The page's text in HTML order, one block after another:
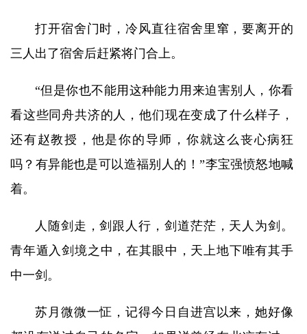
打开宿舍门时，冷风直往宿舍里窜，要离开的
三人出了宿舍后赶紧将门合上。
“但是你也不能用这种能力用来迫害别人，你看
看这些同舟共济的人，他们现在变成了什么样子，
还有赵教授，他是你的导师，你就这么丧心病狂
吗？有异能也是可以造福别人的！”李宝强愤怒地喊
着。
人随剑走，剑跟人行，剑道茫茫，天人为剑。
青年遁入剑境之中，在其眼中，天上地下唯有其手
中一剑。
苏月微微一怔，记得今日自进宫以来，她好像